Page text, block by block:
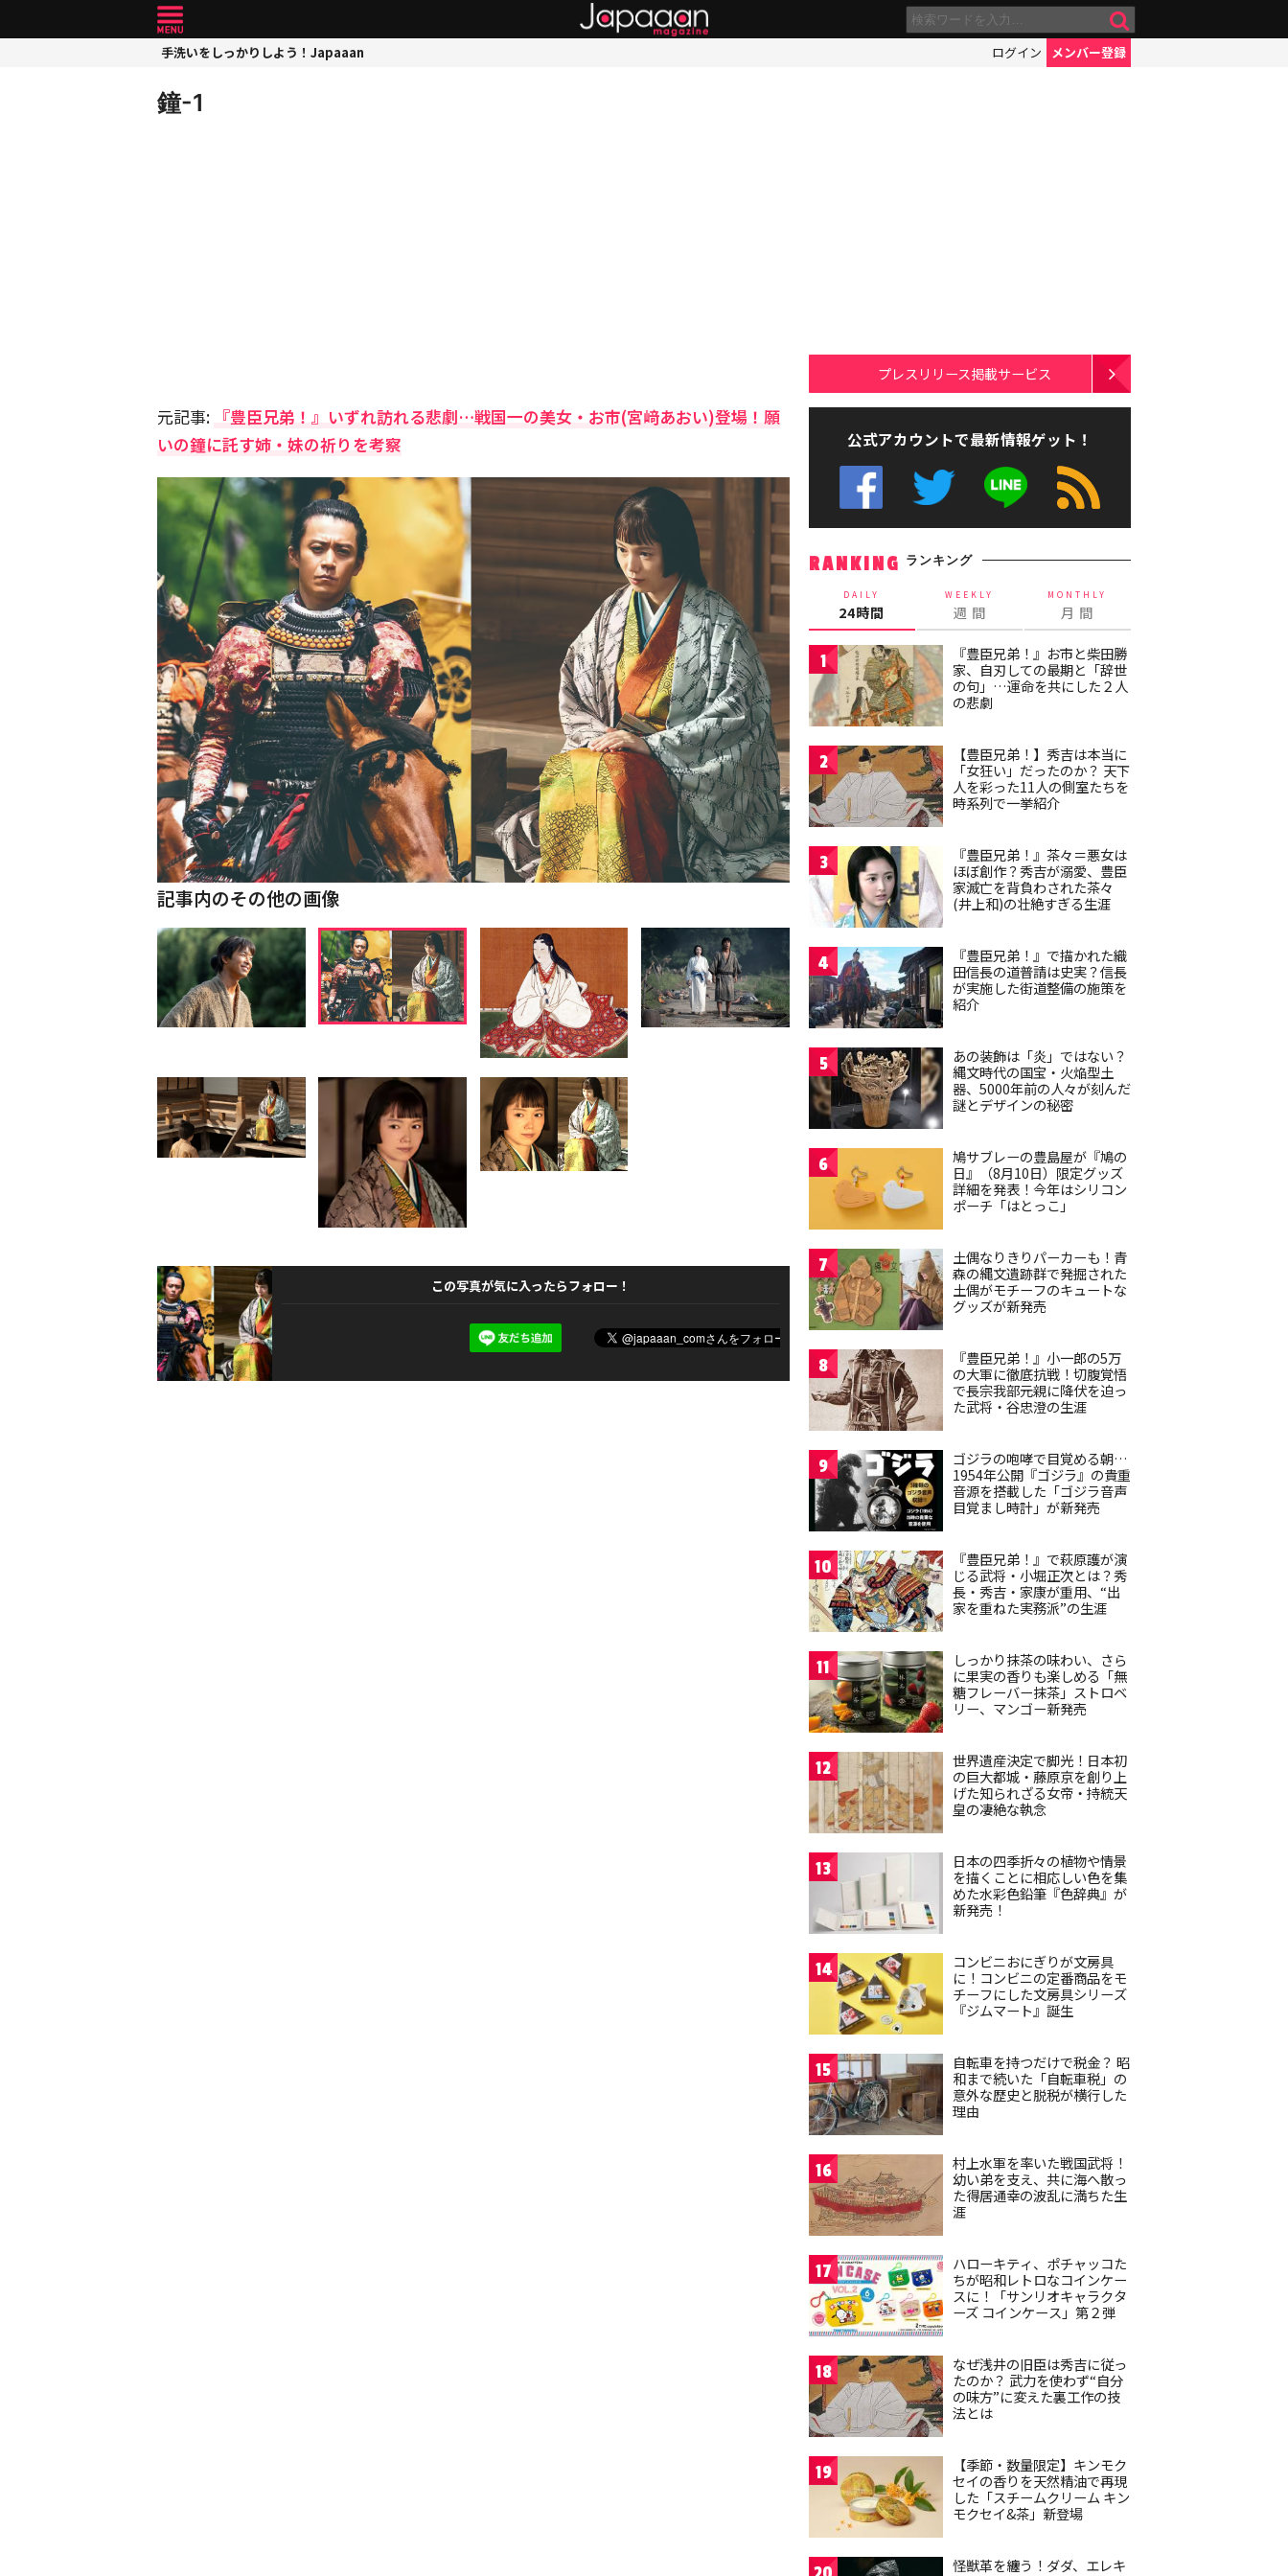
手洗いをしっかりしよう！Japaaan ログイン メンバー登録
鐘-1
元記事: 『豊臣兄弟！』いずれ訪れる悲劇…戦国一の美女・お市(宮﨑あおい)登場！願
いの鐘に託す姉・妹の祈りを考察
記事内のその他の画像
この写真が気に入ったらフォロー！
プレスリリース掲載サービス
公式アカウントで最新情報ゲット！
RANKING ランキング
DAILY
24時間
WEEKLY
週 間
MONTHLY
月 間
1
『豊臣兄弟！』お市と柴田勝
家、自刃しての最期と「辞世
の句」…運命を共にした２人
の悲劇
2
【豊臣兄弟！】秀吉は本当に
「女狂い」だったのか？ 天下
人を彩った11人の側室たちを
時系列で一挙紹介
3
『豊臣兄弟！』茶々＝悪女は
ほぼ創作？秀吉が溺愛、豊臣
家滅亡を背負わされた茶々
(井上和)の壮絶すぎる生涯
4
『豊臣兄弟！』で描かれた織
田信長の道普請は史実？信長
が実施した街道整備の施策を
紹介
5
あの装飾は「炎」ではない？
縄文時代の国宝・火焔型土
器、5000年前の人々が刻んだ
謎とデザインの秘密
6
鳩サブレーの豊島屋が『鳩の
日』（8月10日）限定グッズ
詳細を発表！今年はシリコン
ポーチ「はとっこ」
7
土偶なりきりパーカーも！青
森の縄文遺跡群で発掘された
土偶がモチーフのキュートな
グッズが新発売
8
『豊臣兄弟！』小一郎の5万
の大軍に徹底抗戦！切腹覚悟
で長宗我部元親に降伏を迫っ
た武将・谷忠澄の生涯
9
ゴジラの咆哮で目覚める朝…
1954年公開『ゴジラ』の貴重
音源を搭載した「ゴジラ音声
目覚まし時計」が新発売
10
『豊臣兄弟！』で萩原護が演
じる武将・小堀正次とは？秀
長・秀吉・家康が重用、“出
家を重ねた実務派”の生涯
11
しっかり抹茶の味わい、さら
に果実の香りも楽しめる「無
糖フレーバー抹茶」ストロベ
リー、マンゴー新発売
12
世界遺産決定で脚光！日本初
の巨大都城・藤原京を創り上
げた知られざる女帝・持統天
皇の凄絶な執念
13
日本の四季折々の植物や情景
を描くことに相応しい色を集
めた水彩色鉛筆『色辞典』が
新発売！
14
コンビニおにぎりが文房具
に！コンビニの定番商品をモ
チーフにした文房具シリーズ
『ジムマート』誕生
15
自転車を持つだけで税金？ 昭
和まで続いた「自転車税」の
意外な歴史と脱税が横行した
理由
16
村上水軍を率いた戦国武将！
幼い弟を支え、共に海へ散っ
た得居通幸の波乱に満ちた生
涯
17
ハローキティ、ポチャッコた
ちが昭和レトロなコインケー
スに！「サンリオキャラクタ
ーズ コインケース」第２弾
18
なぜ浅井の旧臣は秀吉に従っ
たのか？ 武力を使わず“自分
の味方”に変えた裏工作の技
法とは
19
【季節・数量限定】キンモク
セイの香りを天然精油で再現
した「スチームクリーム キン
モクセイ&茶」新登場
怪獣革を纏う！ダダ、エレキ